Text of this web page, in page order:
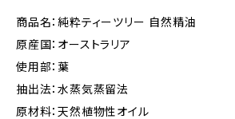
商品名：純粋ティーツリー 自然精油
原産国：オーストラリア
使用部：葉
抽出法：水蒸気蒸留法
原材料：天然植物性オイル